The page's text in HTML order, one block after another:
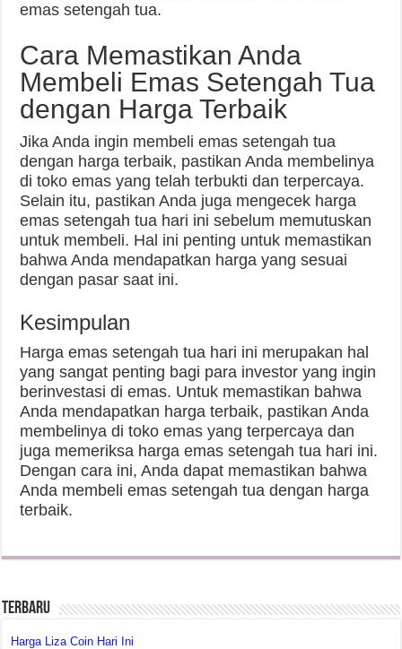
emas setengah tua.
Cara Memastikan Anda
Membeli Emas Setengah Tua
dengan Harga Terbaik
Jika Anda ingin membeli emas setengah tua
dengan harga terbaik, pastikan Anda membelinya
di toko emas yang telah terbukti dan terpercaya.
Selain itu, pastikan Anda juga mengecek harga
emas setengah tua hari ini sebelum memutuskan
untuk membeli. Hal ini penting untuk memastikan
bahwa Anda mendapatkan harga yang sesuai
dengan pasar saat ini.
Kesimpulan
Harga emas setengah tua hari ini merupakan hal
yang sangat penting bagi para investor yang ingin
berinvestasi di emas. Untuk memastikan bahwa
Anda mendapatkan harga terbaik, pastikan Anda
membelinya di toko emas yang terpercaya dan
juga memeriksa harga emas setengah tua hari ini.
Dengan cara ini, Anda dapat memastikan bahwa
Anda membeli emas setengah tua dengan harga
terbaik.
Terbaru
Harga Liza Coin Hari Ini